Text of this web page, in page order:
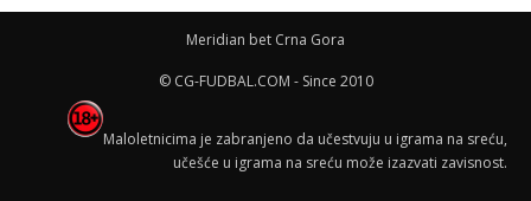
Meridian bet Crna Gora
© CG-FUDBAL.COM - Since 2010
Maloletnicima je zabranjeno da učestvuju u igrama na sreću,
učešće u igrama na sreću može izazvati zavisnost.